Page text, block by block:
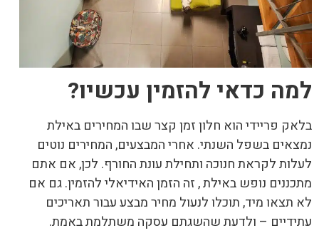
למה כדאי להזמין עכשיו?
בלאק פריידי הוא חלון זמן קצר שבו המחירים באילת
נמצאים בשפל השנתי. אחרי המבצעים, המחירים נוטים
לעלות לקראת חנוכה ותחילת עונת החורף. לכן, אם אתם
מתכננים נופש באילת , זה הזמן האידיאלי להזמין. גם אם
לא תצאו מיד, תוכלו לנעול מחיר מבצע עבור תאריכים
עתידיים – ולדעת שהשגתם עסקה משתלמת באמת.